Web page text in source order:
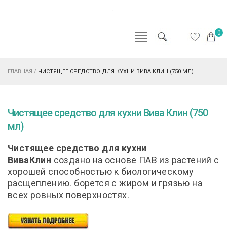
.
0
ГЛАВНАЯ / ЧИСТЯЩЕЕ СРЕДСТВО ДЛЯ КУХНИ ВИВА КЛИН (750 МЛ)
Чистящее средство для кухни Вива Клин (750
мл)
Чистящее средство для кухни
ВиваКлин создано на основе ПАВ из растений с
хорошей способностью к биологическому
расщеплению. борется с жиром и грязью на
всех ровных поверхностях.